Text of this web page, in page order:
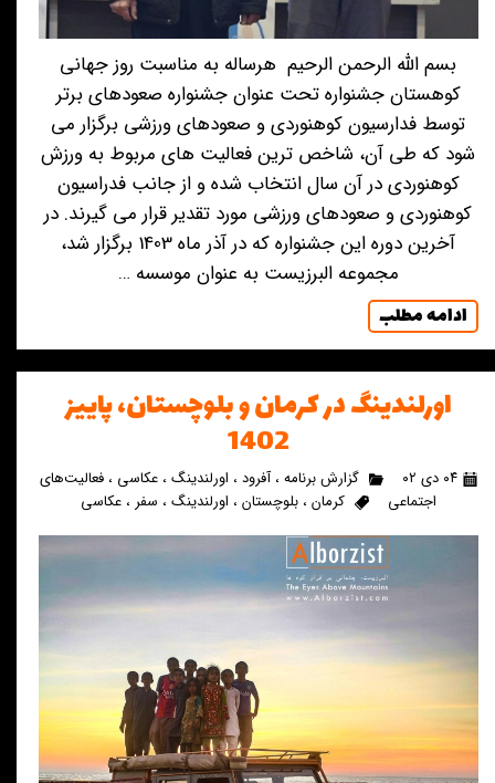
بسم الله الرحمن الرحیم هرساله به مناسبت روز جهانی
کوهستان جشنواره تحت عنوان جشنواره صعودهای برتر
توسط فدارسیون کوهنوردی و صعودهای ورزشی برگزار می
شود که طی آن، شاخص ترین فعالیت های مربوط به ورزش
کوهنوردی در آن سال انتخاب شده و از جانب فدراسیون
کوهنوردی و صعودهای ورزشی مورد تقدیر قرار می گیرند. در
آخرین دوره این جشنواره که در آذر ماه 1403 برگزار شد،
مجموعه البرزیست به عنوان موسسه …
ادامه مطلب
اورلندینگ در کرمان و بلوچستان، پاییز
1402
۰۴ دی ۰۲ گزارش برنامه،آفرود، اورلندینگ، عکاسی ، فعالیت‌های
اجتماعی
کرمان، بلوچستان، اورلندینگ، سفر ، عکاسی